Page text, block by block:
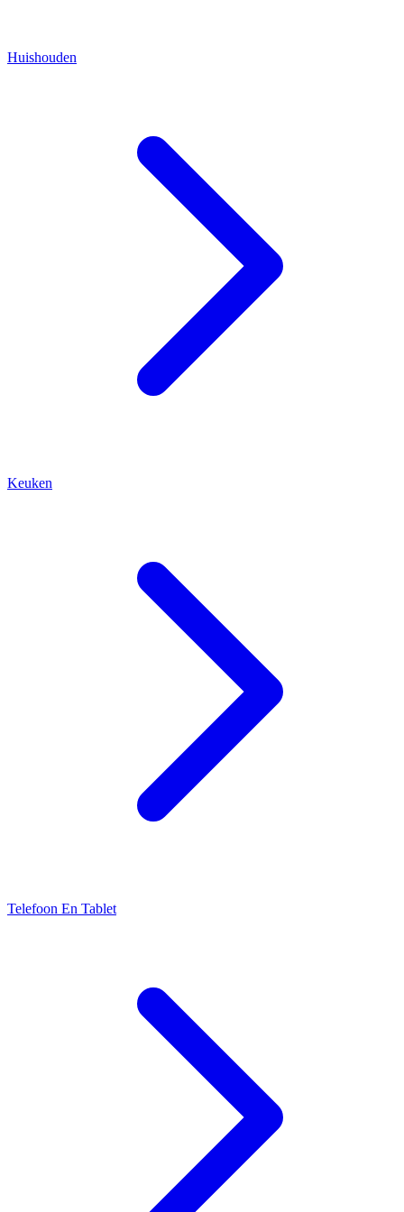
Huishouden
Keuken
Telefoon En Tablet